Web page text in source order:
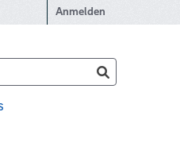
Anmelden